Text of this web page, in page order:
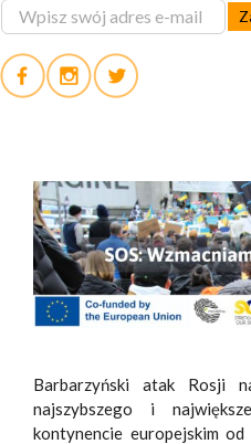
Barbarzyński atak Rosji
najszybszego i
kontynencie europejskim